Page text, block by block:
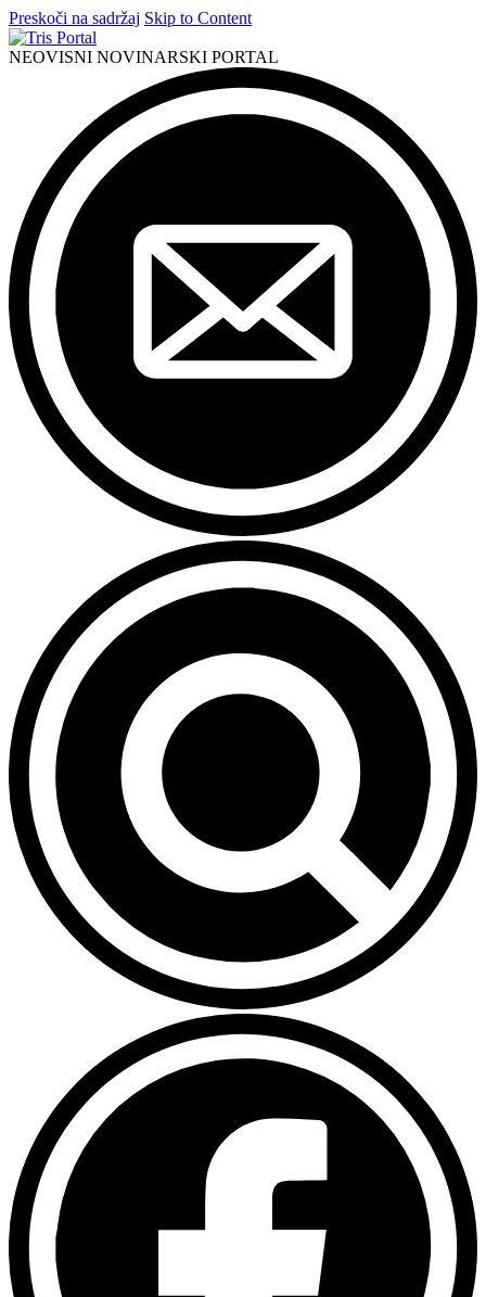
Preskoči na sadržaj Skip to Content
NEOVISNI NOVINARSKI PORTAL